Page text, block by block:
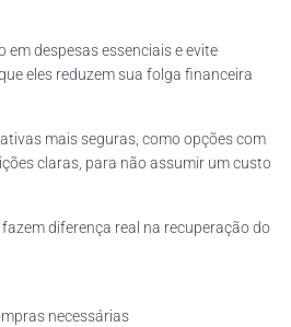
em despesas essenciais e evite
eles reduzem sua folga financeira
mais seguras, como opções com
claras, para não assumir um custo
fazem diferença real na recuperação do
necessárias